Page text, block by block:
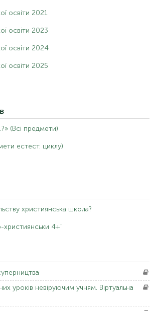
освіти 2021
освіти 2023
освіти 2024
освіти 2025
(Всі предмети)
естест. циклу)
християнська школа?
християнськи 4+"
уроків невіруючим учням. Віртуальна